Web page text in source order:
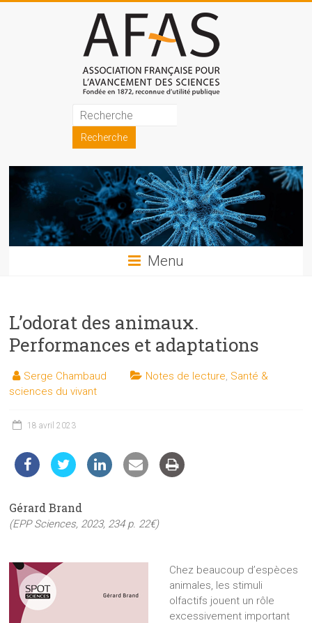
Association
française
pour
l'avancement
des
sciences
les
sciences
et
les
techniques
du
Menu
L’odorat des animaux.
Performances et adaptations
Serge Chambaud Notes de lecture Santé &
sciences du vivant
18 avril 2023
Gérard Brand
(EPP Sciences, 2023, 234 p. 22€)
Chez beaucoup d’espèces
animales, les stimuli
olfactifs jouent un rôle
excessivement important